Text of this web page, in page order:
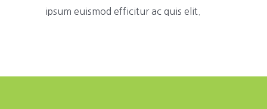
ipsum euismod efficitur ac quis elit.